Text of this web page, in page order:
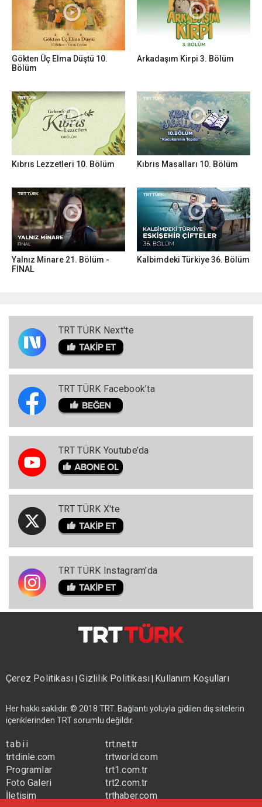
Gökten Üç Elma Düştü 10.
Bölüm
Arkadaşım Kirpi 3. Bölüm
Kıbrıs Lezzetleri 10. Bölüm Kıbrıs Masalları 10. Bölüm
Yalnız Minare 21. Bölüm -
FİNAL
Kalbimdeki Türkiye 36. Bölüm
TRT TÜRK Next'te
TRT TÜRK Facebook’ta
TRT TÜRK Youtube’da
TRT TÜRK X'te
TRT TÜRK Instagram'da
Çerez Politikası |Gizlilik Politikası Kullanım Koşulları
Her hakkı saklıdır. © 2018 TRT. Bağlantı yoluyla gidilen dış sitelerin
içeriklerinden TRT sorumlu değildir.
tabii
trtdinle.com
Programlar
Foto Galeri
İletişim
trt.net.tr
trtworld.com
trt1.com.tr
trt2.com.tr
trthaber.com